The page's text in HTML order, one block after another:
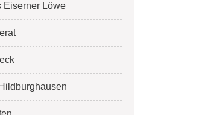
Eiserner Löwe